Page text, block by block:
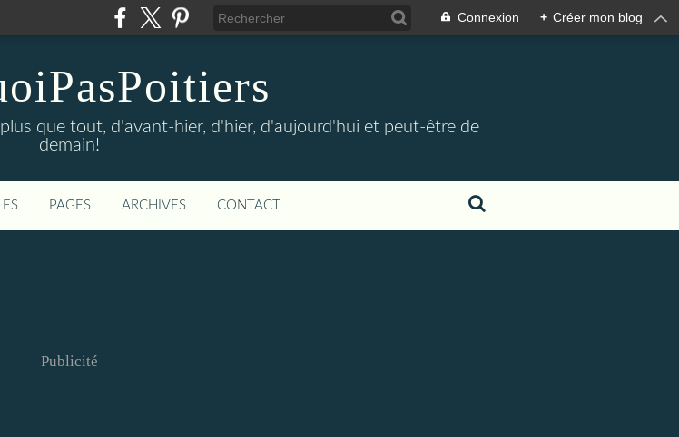
Connexion + Créer mon blog
que tout, d'avant-hier, d'hier, d'aujourd'hui et peut-être de
demain!
PAGES ARCHIVES CONTACT
Publicité